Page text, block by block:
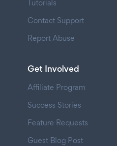
Tutorials
Contact Support
Report Abuse
Get Involved
Affiliate Program
Success Stories
Feature Requests
Guest Blog Post